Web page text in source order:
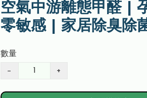
空氣中游離態甲醛 |
零敏感 | 家居除臭除
數量
− +